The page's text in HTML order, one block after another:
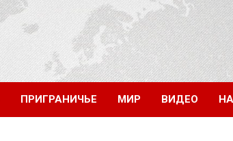
ПРИГРАНИЧЬЕ МИР ВИДЕО